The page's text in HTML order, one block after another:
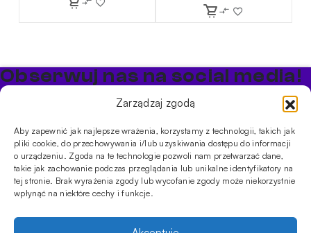
Zarządzaj zgodą
Aby zapewnić jak najlepsze wrażenia, korzystamy z technologii, takich jak
pliki cookie, do przechowywania i/lub uzyskiwania dostępu do informacji
o urządzeniu. Zgoda na te technologie pozwoli nam przetwarzać dane,
takie jak zachowanie podczas przeglądania lub unikalne identyfikatory na
tej stronie. Brak wyrażenia zgody lub wycofanie zgody może niekorzystnie
wpłynąć na niektóre cechy i funkcje.
Obserwuj nas na social media!
Bądź na bieżąco z promocjami i nowościami w sklepie
PRODUKTY
ShisheCybuchyTytonie Rozpalanie
INFORMACJE
prywatności